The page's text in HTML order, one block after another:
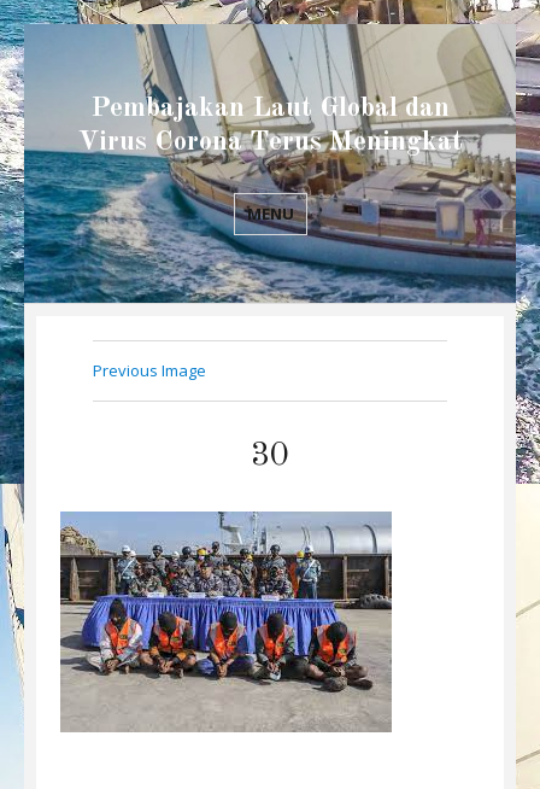
Pembajakan Laut Global dan
Virus Corona Terus Meningkat
MENU
Previous Image
30